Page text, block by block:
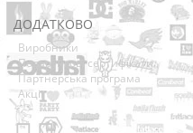
ДОДАТКОВО
Виробники
Подарункові сертифікати
Партнерська програма
Акції